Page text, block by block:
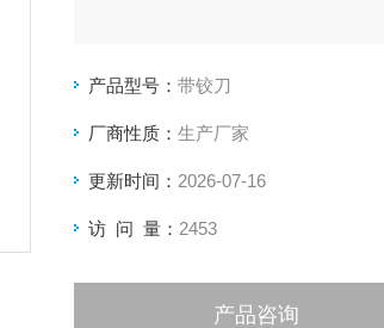
产品型号： 带铰刀
厂商性质： 生产厂家
更新时间： 2026-07-16
访 问 量： 2453
产品咨询